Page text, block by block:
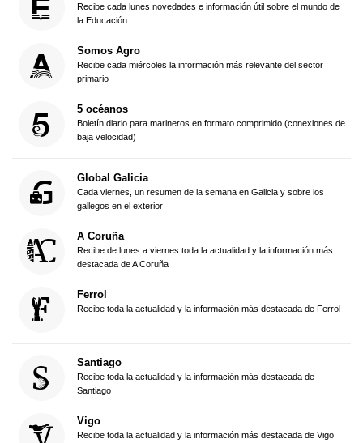
Recibe cada lunes novedades e información útil sobre el mundo de
la Educación
Somos Agro
Recibe cada miércoles la información más relevante del sector
primario
5 océanos
Boletín diario para marineros en formato comprimido (conexiones de
baja velocidad)
Global Galicia
Cada viernes, un resumen de la semana en Galicia y sobre los
gallegos en el exterior
A Coruña
Recibe de lunes a viernes toda la actualidad y la información más
destacada de A Coruña
Ferrol
Recibe toda la actualidad y la información más destacada de Ferrol
Santiago
Recibe toda la actualidad y la información más destacada de
Santiago
Vigo
Recibe toda la actualidad y la información más destacada de Vigo